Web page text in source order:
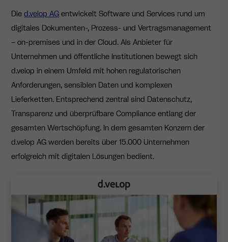
Died.velop AG entwickelt Software und Services rund um
digitales Dokumenten-, Prozess- und Vertragsmanagement
– on-premises und in der Cloud. Als Anbieter für
Unternehmen und öffentliche Institutionen bewegt sich
d.velop in einem Umfeld mit hohen regulatorischen
Anforderungen, sensiblen Daten und komplexen
Lieferketten. Entsprechend zentral sind Datenschutz,
Transparenz und überprüfbare Compliance entlang der
gesamten Wertschöpfung. In dem gesamten Konzern der
d.velop AG werden bereits über 15.000 Unternehmen
erfolgreich mit digitalen Lösungen bedient.